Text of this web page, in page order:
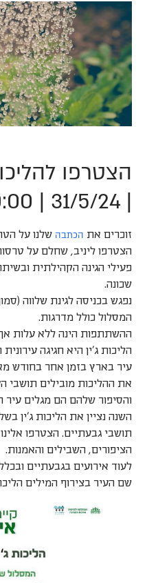
הצטרפו
| 31/5/24 | 10:00
זוכרים את הכתבה שלנו על
הצטרפו ליניב, שחלם על
פעילי הגינה הקהילתית
שכונה.
נפגש בכניסה לגינת שלווה
המסלול כולל מדרגות.
ההשתתפות הינה ללא עלות
הליכות ג'ין היא חגיגה
עיר בארץ בזמן אחר בחודש
את ההליכות מובילים תושבי
והסיפור שלהם הם מגלים עיר
השנה נציין את הליכות ג'ין
תושבי גבעתיים. הצטרפו
הציפורים, השבילים והאמנות.
לעוד אירועים בגבעתיים
שם העיר בצירוף המילים